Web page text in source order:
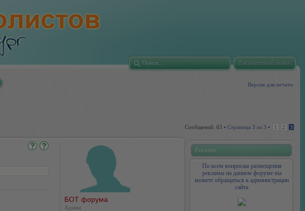
Расширенный поиск
Версия для печати
Сообщений: 63 • Страница 3 из 3 • 1 2 3
БОТ форума
Админ
Реклама
По всем вопросам размещения
рекламы на данном форуме вы
можете обращаться к администрации
сайта